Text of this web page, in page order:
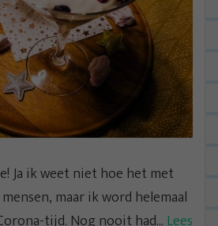
Ja ik weet niet hoe het met
maar ik word helemaal